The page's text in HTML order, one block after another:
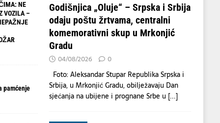
NE
VOZILA –
pamćenje
Godišnjica „Oluje“ – Srpska i Srbija
odaju poštu žrtvama, centralni
komemorativni skup u Mrkonjić
Gradu
04/08/2026 0
Foto: Aleksandar Stupar Republika Srpska i
Srbija, u Mrkonjić Gradu, obilježavaju Dan
sjećanja na ubijene i prognane Srbe u [...]